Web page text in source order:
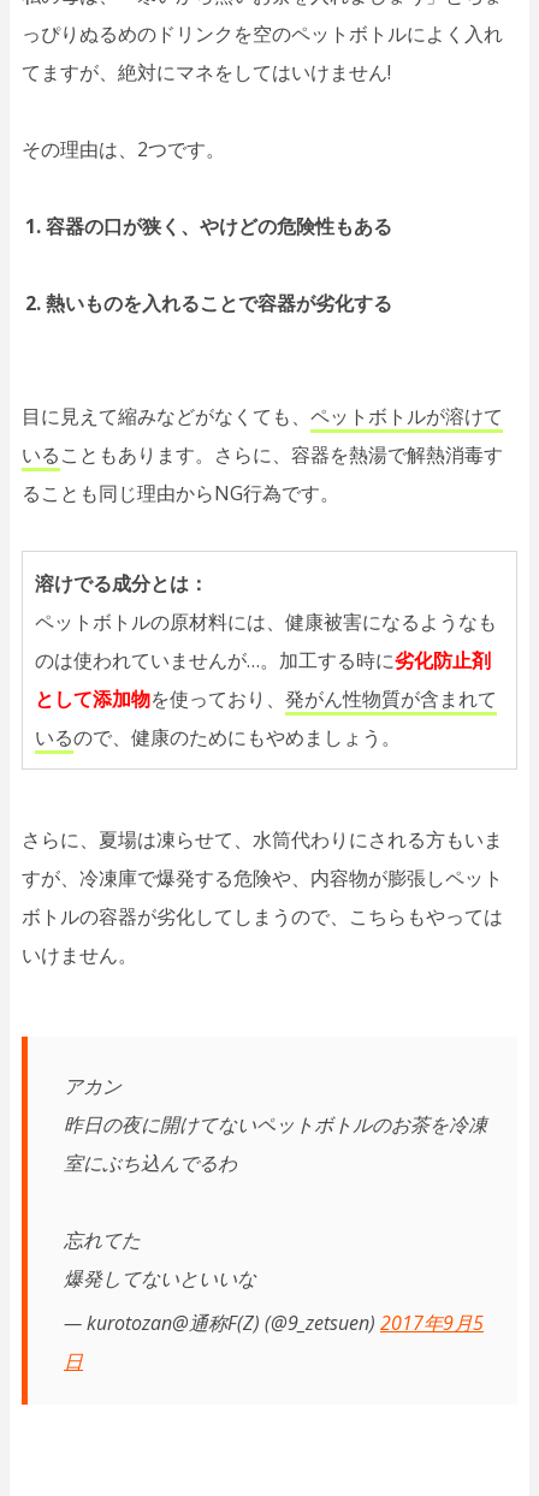
っぴりぬるめのドリンクを空のペットボトルによく入れ
てますが、絶対にマネをしてはいけません!
その理由は、2つです。
容器の口が狭く、やけどの危険性もある
熱いものを入れることで容器が劣化する
目に見えて縮みなどがなくても、 ペットボトルが溶けて
いることもあります。さらに、容器を熱湯で解熱消毒す
ることも同じ理由からNG行為です。
溶けでる成分とは：
ペットボトルの原材料には、健康被害になるようなも
のは使われていませんが…。加工する時に劣化防止剤
として添加物を使っており、 発がん性物質が含まれて
いるので、健康のためにもやめましょう。
さらに、夏場は凍らせて、水筒代わりにされる方もいま
すが、冷凍庫で爆発する危険や、内容物が膨張しペット
ボトルの容器が劣化してしまうので、こちらもやっては
いけません。
アカン
昨日の夜に開けてないペットボトルのお茶を冷凍
室にぶち込んでるわ
忘れてた
爆発してないといいな
— kurotozan@通称F(Z) (@9_zetsuen) 2017年9月5
日